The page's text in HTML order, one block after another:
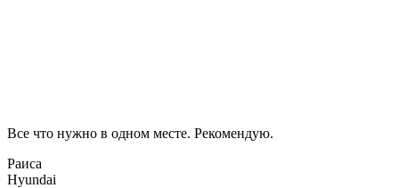
Все что нужно в одном месте. Рекомендую.
Раиса
Hyundai